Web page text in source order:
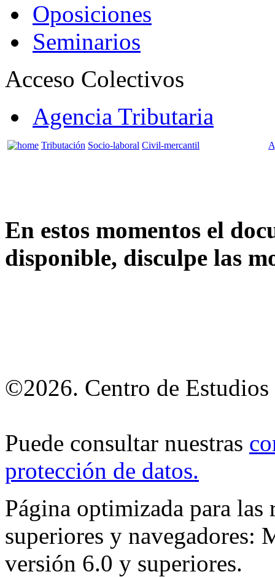
Oposiciones
Seminarios
Acceso Colectivos
Agencia Tributaria
Tributación Socio-laboral Civil-mercantil
En estos momentos el
disponible, disculpe las
©2026. Centro de Estudios
Puede consultar nuestras
protección de datos.
Página optimizada para
superiores y
versión 6.0 y superiores.